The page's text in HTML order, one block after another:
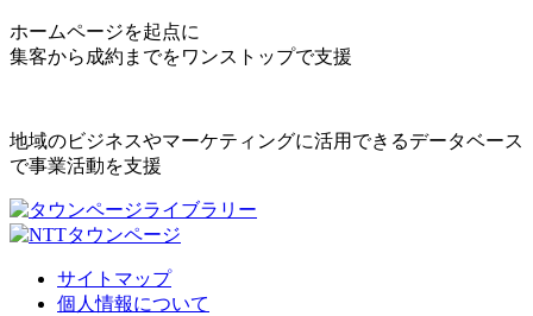
ホームページを起点に
集客から成約までをワンストップで支援
地域のビジネスやマーケティングに活用できるデータベース
で事業活動を支援
サイトマップ
個人情報について